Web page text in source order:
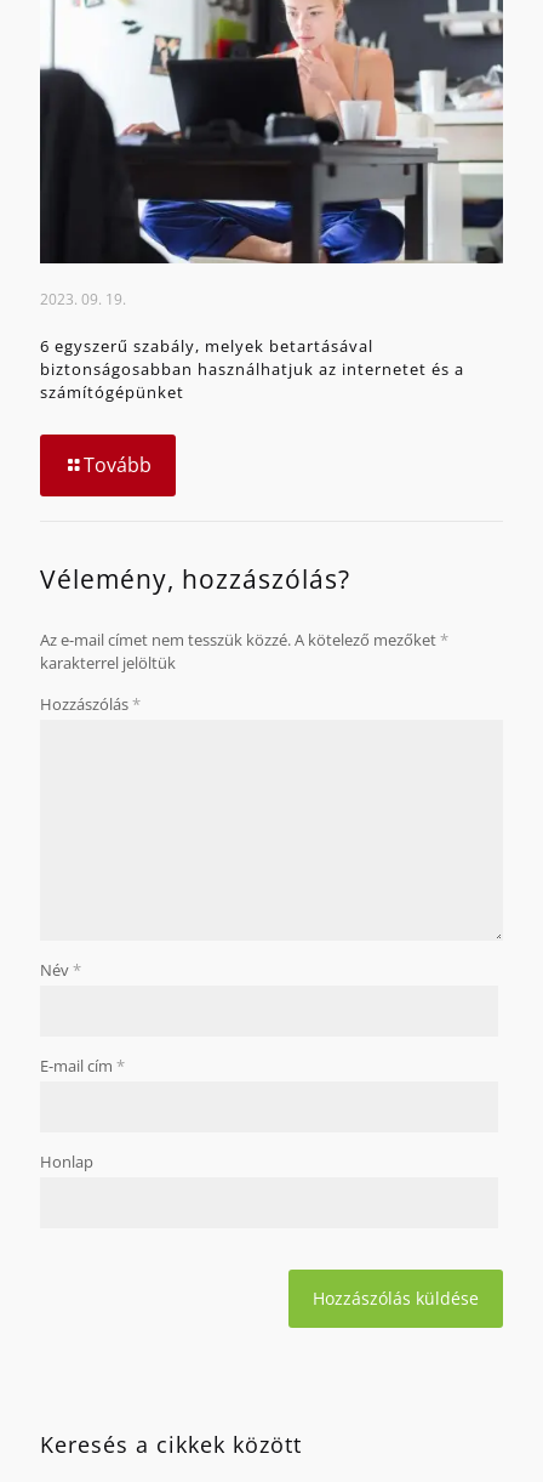
2023. 09. 19.
6 egyszerű szabály, melyek betartásával
biztonságosabban használhatjuk az internetet és a
számítógépünket
Tovább
Vélemény, hozzászólás?
Az e-mail címet nem tesszük közzé.A kötelező mezőket*
karakterrel jelöltük
Hozzászólás*
Név*
E-mail cím *
Honlap
Keresés a cikkek között